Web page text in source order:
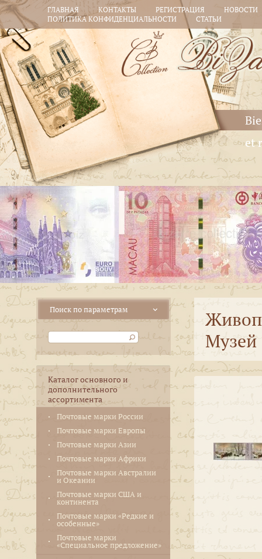
ГЛАВНАЯ КОНТАКТЫ РЕГИСТРАЦИЯ
НОВОСТИ
ПОЛИТИКА КОНФИДЕНЦИАЛЬНОСТИ
СТАТЬИ
et
Музей
Каталог основного и
дополнительного
ассортимента
Почтовые марки России
Почтовые марки Европы
Почтовые марки Азии
Почтовые марки Африки
Почтовые марки Австралии
и Океании
Почтовые марки США и
континента
Почтовые марки «Редкие и
особенные»
Почтовые марки
«Специальное предложение»